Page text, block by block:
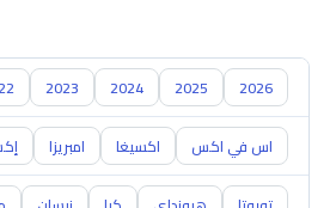
2026
2025
2024
2023
اس في اكس اكسيغا امبريزا